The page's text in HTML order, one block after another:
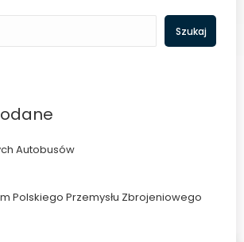
Szukaj
Autobusów
Polskiego Przemysłu Zbrojeniowego